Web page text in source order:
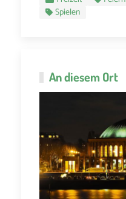
Spielen
An diesem Ort